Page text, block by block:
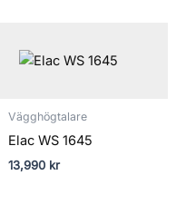
Vägghögtalare
Elac WS 1645
13,990 kr